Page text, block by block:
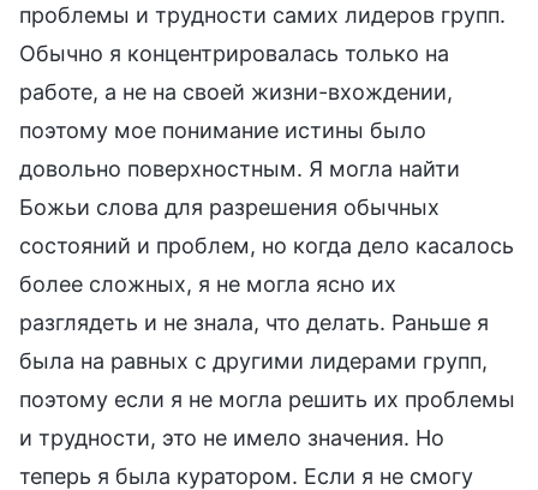
проблемы и трудности самих лидеров групп.
Обычно я концентрировалась только на
работе, а не на своей жизни-вхождении,
поэтому мое понимание истины было
довольно поверхностным. Я могла найти
Божьи слова для разрешения обычных
состояний и проблем, но когда дело касалось
более сложных, я не могла ясно их
разглядеть и не знала, что делать. Раньше я
была на равных с другими лидерами групп,
поэтому если я не могла решить их проблемы
и трудности, это не имело значения. Но
теперь я была куратором. Если я не смогу